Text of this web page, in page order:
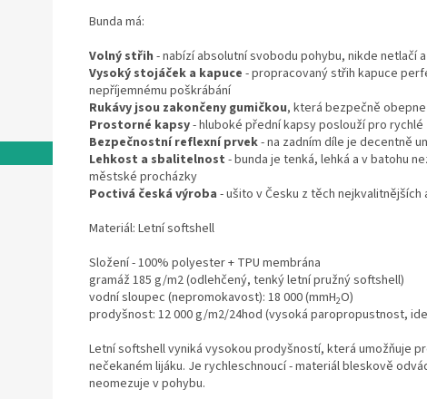
Bunda má:
Volný střih - nabízí absolutní svobodu pohybu, nikde netlačí
Vysoký stojáček a kapuce - propracovaný střih kapuce
nepříjemnému poškrábání
Rukávyjsou zakončeny gumičkou, která bezpečně
Prostorné kapsy- hluboké přední kapsy poslouží pro
Bezpečnostní reflexní prvek- na zadním díle je decentně
Lehkost a sbalitelnost - bunda je tenká, lehká a v batohu
městské procházky
Poctivá česká výroba - ušito v Česku z těch
Materiál: Letní softshell
Složení - 100% polyester + TPU membrána
gramáž 185 g/m2 (odlehčený, tenký letní pružný softshell)
vodní sloupec (nepromokavost): 18 000 (mmH2O)
prodyšnost: 12 000 g/m2/24hod (vysoká paropropustnost,
Letní softshell vyniká vysokou prodyšností, která umožňuje
nečekaném lijáku. Je rychleschnoucí - materiál bleskově
neomezuje v pohybu.